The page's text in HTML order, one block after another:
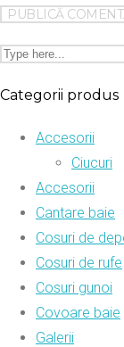
Categorii produs
Accesorii
Ciucuri
Accesorii
Cantare baie
Cosuri de
Cosuri de rufe
Cosuri gunoi
Covoare baie
Galerii